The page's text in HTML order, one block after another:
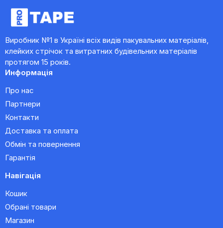
Виробник №1 в Україні всіх видів пакувальних матеріалів,
клейких стрічок та витратних будівельних матеріалів
протягом 15 років.
Информація
Про нас
Партнери
Контакти
Доставка та оплата
Обмін та повернення
Гарантія
Навігація
Кошик
Обрані товари
Магазин